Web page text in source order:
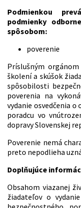
Podmienkou
podmienky
spôsobom:
poverenie
Príslušným
školení a skúšok
spôsobilosti
poverenia na
vydanie osvedčenia
poradcu vo
dopravy Slovenskej
Poverenie nemá
preto nepodlieha
Doplňujúce
Obsahom viazanej
žiadateľov o